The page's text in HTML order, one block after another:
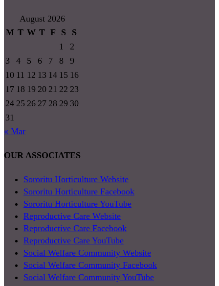
August 2026
M T W T F S
S
1
2
3
4 5 6 7 8
9
10 11 12 13 14 15 16
17 18 19 20 21 22 23
24 25 26 27 28 29 30
31
« Mar
OUR ASSOCIATES
Sororitu Horticulture Website
Sororitu Horticulture Facebook
Sororitu Horticulture YouTube
Reproductive Care Website
Reproductive Care Facebook
Reproductive Care YouTube
Social Welfare Community Website
Social Welfare Community Facebook
Social Welfare Community YouTube